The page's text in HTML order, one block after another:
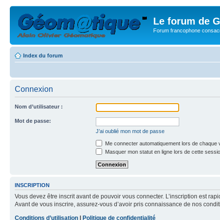
Le forum de
Forum francophone
Index du forum
Connexion
Nom d’utilisateur :
Mot de passe:
J’ai oublié mon mot de passe
Me connecter automatiquement lors de chaque
Masquer mon statut en ligne lors de cette
INSCRIPTION
Vous devez être inscrit avant de pouvoir vous connecter. L’inscription est
Avant de vous inscrire, assurez-vous d’avoir pris connaissance de nos
Conditions d’utilisation
Politique de confidentialité